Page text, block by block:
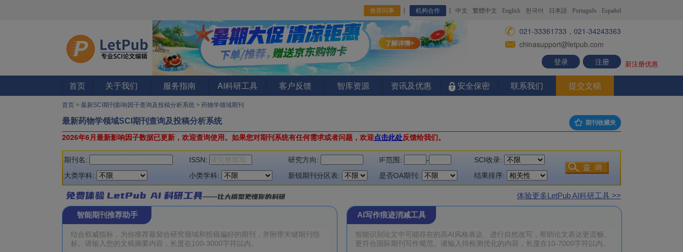
推荐同事 机构合作 中文 繁體中文 English 한국어 日本語 Português Español
021-33361733，021-34243363
chinasupport@letpub.com
登录
注册 新注册优惠
首页 关于我们 服务指南 AI科研工具 客户反馈 智库资源 资讯及优惠 安全保密 联系我们 提交文稿
首页 > 最新SCI期刊影响因子查询及投稿分析系统 > 药物学领域期刊
最新药物学领域SCI期刊查询及投稿分析系统 期刊收藏夹
2026年6月最新影响因子数据已更新，欢迎查询使用。 如果您对期刊系统有任何需求或者问题，欢迎点击此处反馈给我们。
期刊名: ISSN: 研究方向: IF范围: -
SCI收录:
大类学科:
小类学科: 新锐期刊分区表: 是否OA期刊: 结果排序:
体验更多LetPub AI科研工具 >>
智能期刊推荐助手 AI写作痕迹消减工具